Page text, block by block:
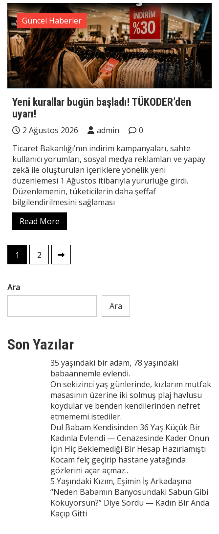
Güncel Haberler
Yeni kurallar bugün başladı! TÜKODER’den
uyarı!
2 Ağustos 2026 admin
0
Ticaret Bakanlığı’nın indirim kampanyaları, sahte
kullanıcı yorumları, sosyal medya reklamları ve yapay
zekâ ile oluşturulan içeriklere yönelik yeni
düzenlemesi 1 Ağustos itibarıyla yürürlüğe girdi.
Düzenlemenin, tüketicilerin daha şeffaf
bilgilendirilmesini sağlaması
Read More
Yazı
sayfalaması
1 2
Ara
Ara
Son Yazılar
35 yaşındaki bir adam, 78 yaşındaki
babaannemle evlendi.
On sekizinci yaş günlerinde, kızlarım mutfak
masasının üzerine iki solmuş plaj havlusu
koydular ve benden kendilerinden nefret
etmememi istediler.
Dul Babam Kendisinden 36 Yaş Küçük Bir
Kadınla Evlendi — Cenazesinde Kader Onun
İçin Hiç Beklemediği Bir Hesap Hazırlamıştı
Kocam felç geçirip hastane yatağında
gözlerini açar açmaz..
5 Yaşındaki Kızım, Eşimin İş Arkadaşına
“Neden Babamın Banyosundaki Sabun Gibi
Kokuyorsun?” Diye Sordu — Kadın Bir Anda
Kaçıp Gitti